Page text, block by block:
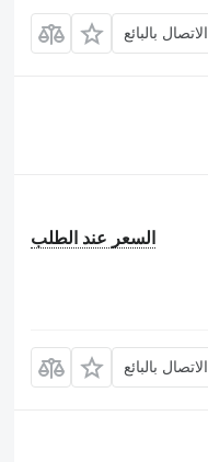
الاتصال بالبائع
السعر عند الطلب
الاتصال بالبائع